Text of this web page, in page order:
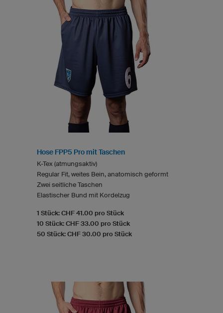
Hose FPP5 Pro mit Taschen
K-Tex (atmungsaktiv)
Regular Fit, weites Bein, anatomisch geformt
Zwei seitliche Taschen
Elastischer Bund mit Kordelzug
1 Stück: CHF 41.00 pro Stück
10 Stück: CHF 33.00 pro Stück
50 Stück: CHF 30.00 pro Stück